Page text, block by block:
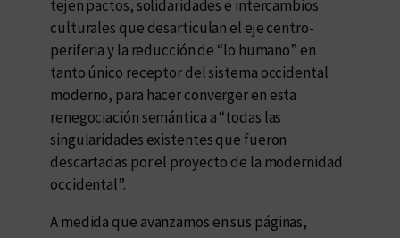
tejen pactos, solidaridades e intercambios
culturales que desarticulan el eje centro-
periferia y la reducción de “lo humano” en
tanto único receptor del sistema occidental
moderno, para hacer converger en esta
renegociación semántica a “todas las
singularidades existentes que fueron
descartadas por el proyecto de la modernidad
occidental”.
A medida que avanzamos en sus páginas,